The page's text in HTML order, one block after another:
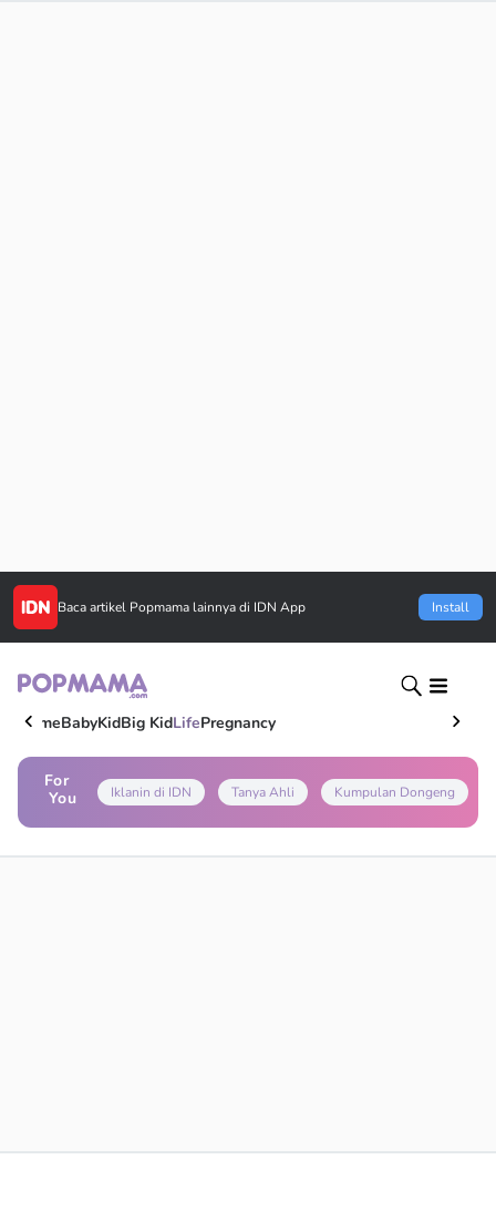
Baca artikel Popmama lainnya di IDN App Install
HomeBabyKidBig KidLifePregnancy
For
You
Iklanin di IDN Tanya Ahli Kumpulan Dongeng